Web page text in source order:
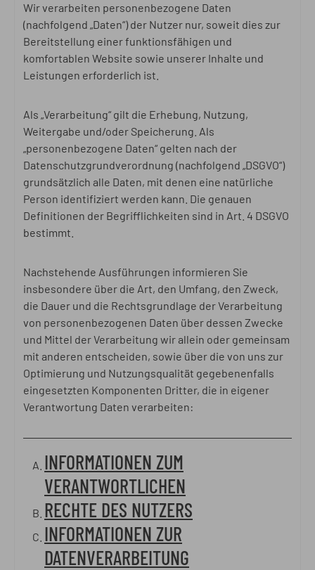
Wir verarbeiten personenbezogene Daten
(nachfolgend „Daten“) der Nutzer nur, soweit dies zur
Bereitstellung einer funktionsfähigen und
komfortablen Website sowie unserer Inhalte und
Leistungen erforderlich ist.
Als „Verarbeitung“ gilt die Erhebung, Nutzung,
Weitergabe und/oder Speicherung. Als
„personenbezogene Daten“ gelten nach der
Datenschutzgrundverordnung (nachfolgend „DSGVO“)
grundsätzlich alle Daten, mit denen eine natürliche
Person identifiziert werden kann. Die genauen
Definitionen der Begrifflichkeiten sind in Art. 4 DSGVO
bestimmt.
Nachstehende Ausführungen informieren Sie
insbesondere über die Art, den Umfang, den Zweck,
die Dauer und die Rechtsgrundlage der Verarbeitung
von personenbezogenen Daten über dessen Zwecke
und Mittel der Verarbeitung wir allein oder gemeinsam
mit anderen entscheiden, sowie über die von uns zur
Optimierung und Nutzungsqualität gegebenenfalls
eingesetzten Komponenten Dritter, die in eigener
Verantwortung Daten verarbeiten:
INFORMATIONEN ZUM
VERANTWORTLICHEN
RECHTE DES NUTZERS
INFORMATIONEN ZUR
DATENVERARBEITUNG